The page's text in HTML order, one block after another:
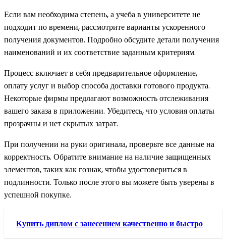
Если вам необходима степень, а учеба в университете не
подходит по времени, рассмотрите варианты ускоренного
получения документов. Подробно обсудите детали получения
наименований и их соответствие заданным критериям.
Процесс включает в себя предварительное оформление,
оплату услуг и выбор способа доставки готового продукта.
Некоторые фирмы предлагают возможность отслеживания
вашего заказа в приложении. Убедитесь, что условия оплаты
прозрачны и нет скрытых затрат.
При получении на руки оригинала, проверьте все данные на
корректность. Обратите внимание на наличие защищенных
элементов, таких как гознак, чтобы удостовериться в
подлинности. Только после этого вы можете быть уверены в
успешной покупке.
Купить диплом с занесением качественно и быстро